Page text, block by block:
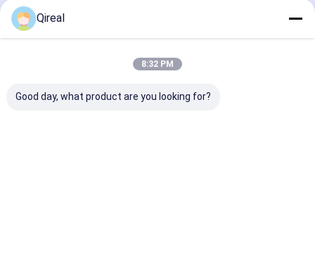
Polecane Produkty
Qireal
8:32 PM
Good day, what product are you looking for?